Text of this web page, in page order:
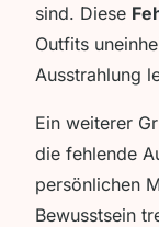
sind. Diese
Outfits
Ausstrahlung
Ein weiterer
die fehlende
persönlichen
Bewusstsein